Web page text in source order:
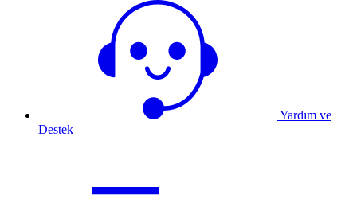
Yardım ve
Destek